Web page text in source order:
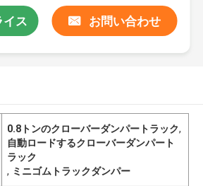
イス お問い合わせ
0.8トンのクローバーダンパートラック,
自動ロードするクローバーダンパート
ラック
, ミニゴムトラックダンパー